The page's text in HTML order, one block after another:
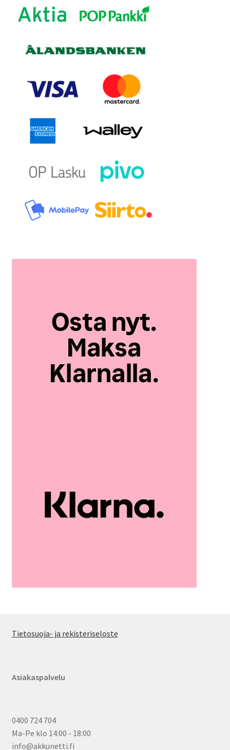
Tietosuoja- ja rekisteriseloste
Asiakaspalvelu
0400 724 704
Ma-Pe klo 14:00 - 18:00
info@akkunetti.fi